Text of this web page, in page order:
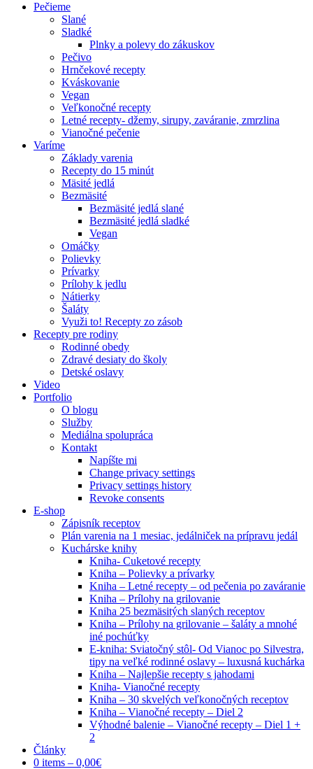
Pečieme
Slané
Sladké
Plnky a polevy do zákuskov
Pečivo
Hrnčekové recepty
Kváskovanie
Vegan
Veľkonočné recepty
Letné recepty- džemy, sirupy, zaváranie, zmrzlina
Vianočné pečenie
Varíme
Základy varenia
Recepty do 15 minút
Mäsité jedlá
Bezmäsité
Bezmäsité jedlá slané
Bezmäsité jedlá sladké
Vegan
Omáčky
Polievky
Prívarky
Prílohy k jedlu
Nátierky
Šaláty
Využi to! Recepty zo zásob
Recepty pre rodiny
Rodinné obedy
Zdravé desiaty do školy
Detské oslavy
Video
Portfolio
O blogu
Služby
Mediálna spolupráca
Kontakt
Napíšte mi
Change privacy settings
Privacy settings history
Revoke consents
E-shop
Zápisník receptov
Plán varenia na 1 mesiac, jedálniček na prípravu jedál
Kuchárske knihy
Kniha- Cuketové recepty
Kniha – Polievky a prívarky
Kniha – Letné recepty – od pečenia po zaváranie
Kniha – Prílohy na grilovanie
Kniha 25 bezmäsitých slaných receptov
Kniha – Prílohy na grilovanie – šaláty a mnohé
iné pochúťky
E-kniha: Sviatočný stôl- Od Vianoc po Silvestra,
tipy na veľké rodinné oslavy – luxusná kuchárka
Kniha – Najlepšie recepty s jahodami
Kniha- Vianočné recepty
Kniha – 30 skvelých veľkonočných receptov
Kniha – Vianočné recepty – Diel 2
Výhodné balenie – Vianočné recepty – Diel 1 +
2
Články
0 items – 0,00€